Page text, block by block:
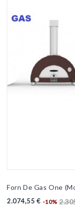
Forn De Gas One
2.074,55 € -10%